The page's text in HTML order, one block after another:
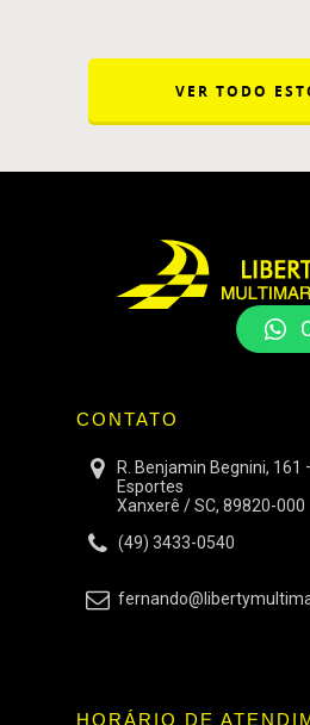
VER TODO
CONTATO
R. Benjamin Begnini, 161
Esportes
Xanxerê / SC, 89820-000
(49) 3433-0540
HORÁRIO DE